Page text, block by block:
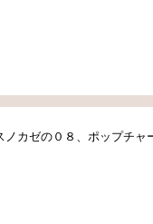
カゼの０８、ポップチ